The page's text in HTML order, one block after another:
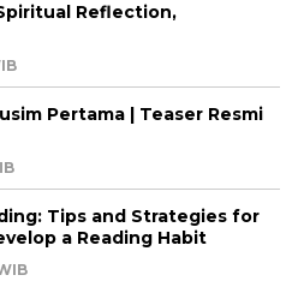
Reflection,
Pertama | Teaser Resmi
Tips and Strategies for
a Reading Habit